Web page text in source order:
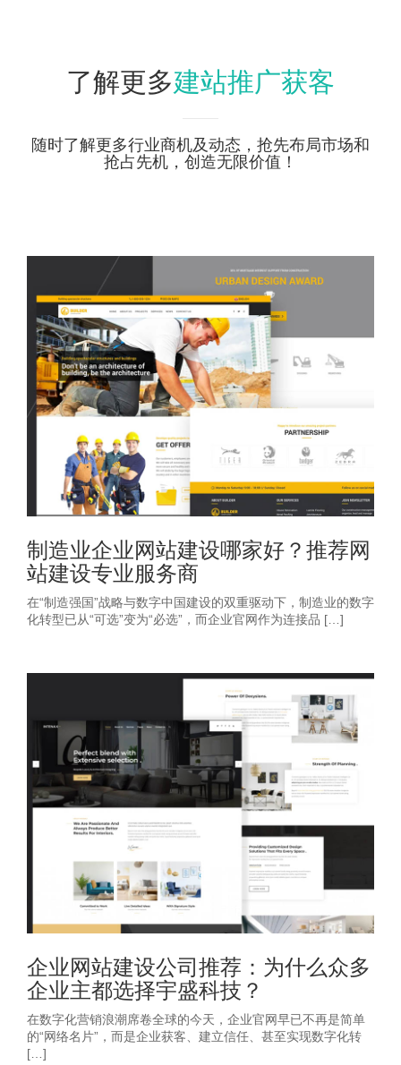
了解更多建站推广获客
随时了解更多行业商机及动态，抢先布局市场和
抢占先机，创造无限价值！
制造业企业网站建设哪家好？推荐网
站建设专业服务商
在“制造强国”战略与数字中国建设的双重驱动下，制造业的数字
化转型已从“可选”变为“必选”，而企业官网作为连接品 […]
企业网站建设公司推荐：为什么众多
企业主都选择宇盛科技？
在数字化营销浪潮席卷全球的今天，企业官网早已不再是简单
的“网络名片”，而是企业获客、建立信任、甚至实现数字化转
[…]